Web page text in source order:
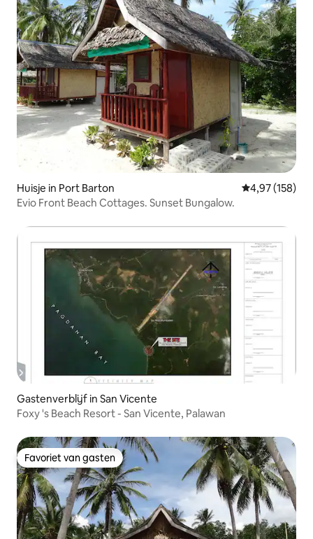
Huisje in Port Barton Gemiddelde
4,97 (158)
Evio Front Beach Cottages. Sunset Bungalow.
Gastenverblijf in San Vicente
Foxy 's Beach Resort - San Vicente, Palawan
Favoriet van gasten
Favoriet van gasten